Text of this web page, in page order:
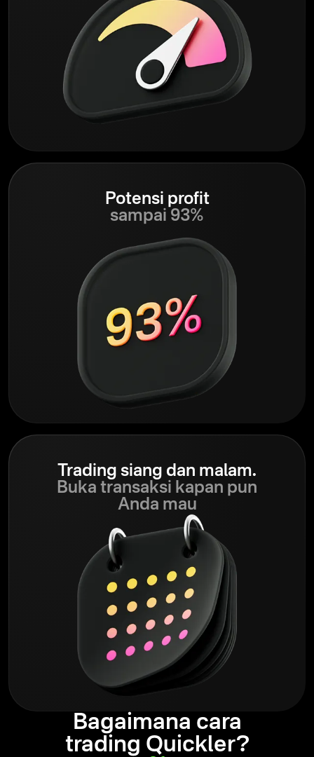
Potensi profit
sampai 93%
Trading siang dan malam.
Buka transaksi kapan pun
Anda mau
Bagaimana cara
trading Quickler?